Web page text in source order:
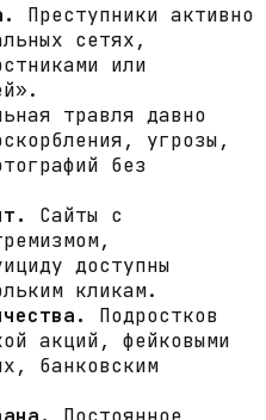
Преступники активно
сетях,
или
травля давно
угрозы,
без
Сайты с
доступны
кликам.
Подростков
акций, фейковыми
банковским